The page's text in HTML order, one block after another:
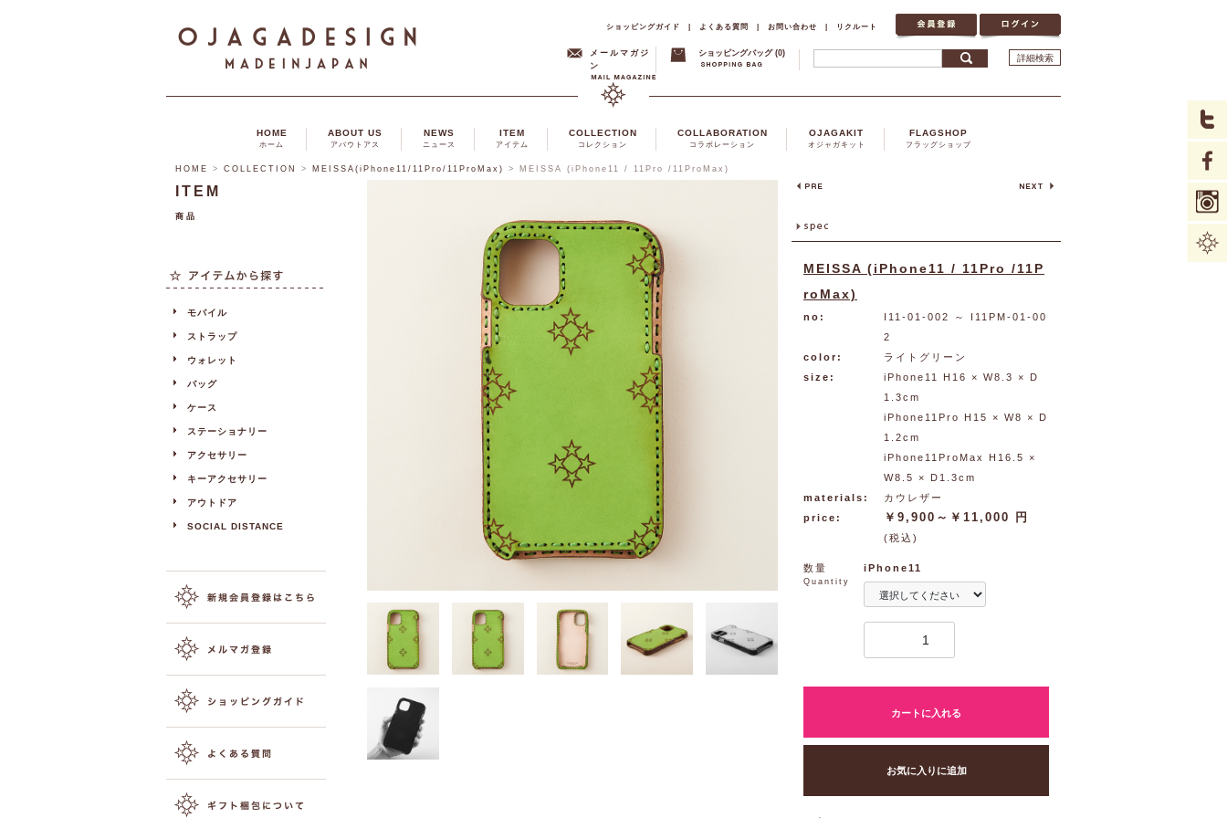
ショッピングガイド | よくある質問 | お問い合わせ | リクルート
メールマガジ
ン
ショッピングバッグ (0) 詳細検索
HOME
ホーム
ABOUT US
アバウトアス
NEWS
ニュース
ITEM
アイテム
COLLECTION
コレクション
COLLABORATION
コラボレーション
OJAGAKIT
オジャガキット
FLAGSHOP
フラッグショップ
HOME > COLLECTION > MEISSA(iPhone11/11Pro/11ProMax) > MEISSA (iPhone11 / 11Pro /11ProMax)
MEISSA (iPhone11 / 11Pro /11P
roMax)
no: I11-01-002
～ I11PM-01-00
2
color:
ライトグリーン
size:
iPhone11 H16 × W8.3 × D
1.3cm
iPhone11Pro H15 × W8 × D
1.2cm
iPhone11ProMax H16.5 ×
W8.5 × D1.3cm
materials:
カウレザー
price:
￥9,900～￥11,000 円
(税込)
数量
Quantity
iPhone11
カートに入れる
お気に入りに追加
ITEM
商品
モバイル
ストラップ
ウォレット
バッグ
ケース
ステーショナリー
アクセサリー
キーアクセサリー
アウトドア
SOCIAL DISTANCE